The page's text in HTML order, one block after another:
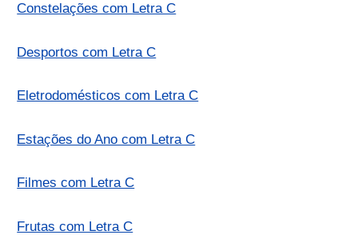
Constelações com Letra C
Desportos com Letra C
Eletrodomésticos com Letra C
Estações do Ano com Letra C
Filmes com Letra C
Frutas com Letra C